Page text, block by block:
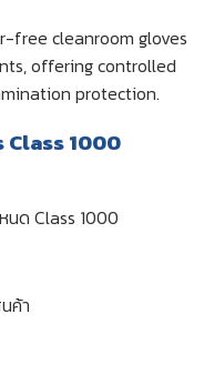
free cleanroom gloves
offering controlled
protection.
Class 1000
นด Class 1000
ค้า